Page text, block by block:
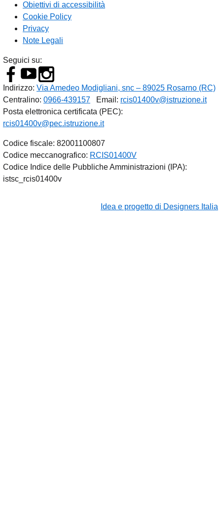
Obiettivi di accessibilità
Cookie Policy
Privacy
Note Legali
Seguici su:
Indirizzo: Via Amedeo Modigliani, snc – 89025 Rosarno (RC)
Centralino: 0966-439157 Email: rcis01400v@istruzione.it
Posta elettronica certificata (PEC):
rcis01400v@pec.istruzione.it
Codice fiscale: 82001100807
Codice meccanografico: RCIS01400V
Codice Indice delle Pubbliche Amministrazioni (IPA):
istsc_rcis01400v
Idea e progetto di Designers Italia